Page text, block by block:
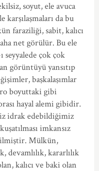
soyut, ele avuca
karşılaşmaları da bu
faraziliği, sabit, kalıcı
net görülür. Bu ele
seyyalede çok çok
görüntüyü yansıtıp
başkalaşımlar
boyuttaki gibi
hayal alemi gibidir.
idrak edebildiğimiz
imkansız
Mülkün,
devamlılık, kararlılık
kalıcı ve baki olan